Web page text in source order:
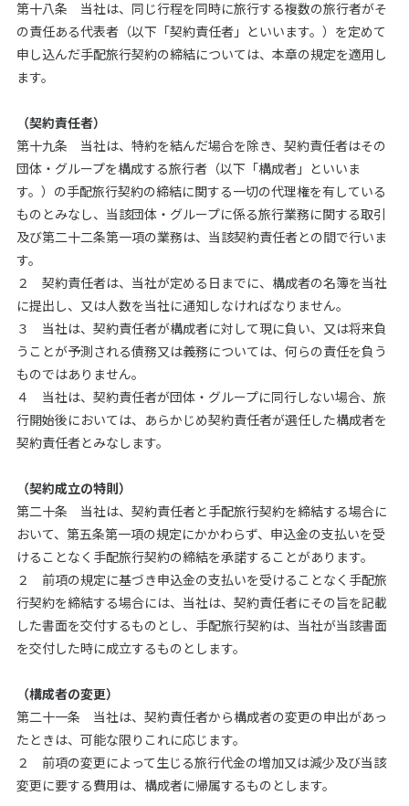
第十八条 当社は、同じ行程を同時に旅行する複数の旅行者がそ
の責任ある代表者（以下「契約責任者」といいます。）を定めて
申し込んだ手配旅行契約の締結については、本章の規定を適用し
ます。
（契約責任者）
第十九条 当社は、特約を結んだ場合を除き、契約責任者はその
団体・グループを構成する旅行者（以下「構成者」といいま
す。）の手配旅行契約の締結に関する一切の代理権を有している
ものとみなし、当該団体・グループに係る旅行業務に関する取引
及び第二十二条第一項の業務は、当該契約責任者との間で行いま
す。
２ 契約責任者は、当社が定める日までに、構成者の名簿を当社
に提出し、又は人数を当社に通知しなければなりません。
３ 当社は、契約責任者が構成者に対して現に負い、又は将来負
うことが予測される債務又は義務については、何らの責任を負う
ものではありません。
４ 当社は、契約責任者が団体・グループに同行しない場合、旅
行開始後においては、あらかじめ契約責任者が選任した構成者を
契約責任者とみなします。
（契約成立の特則）
第二十条 当社は、契約責任者と手配旅行契約を締結する場合に
おいて、第五条第一項の規定にかかわらず、申込金の支払いを受
けることなく手配旅行契約の締結を承諾することがあります。
２ 前項の規定に基づき申込金の支払いを受けることなく手配旅
行契約を締結する場合には、当社は、契約責任者にその旨を記載
した書面を交付するものとし、手配旅行契約は、当社が当該書面
を交付した時に成立するものとします。
（構成者の変更）
第二十一条 当社は、契約責任者から構成者の変更の申出があっ
たときは、可能な限りこれに応じます。
２ 前項の変更によって生じる旅行代金の増加又は減少及び当該
変更に要する費用は、構成者に帰属するものとします。